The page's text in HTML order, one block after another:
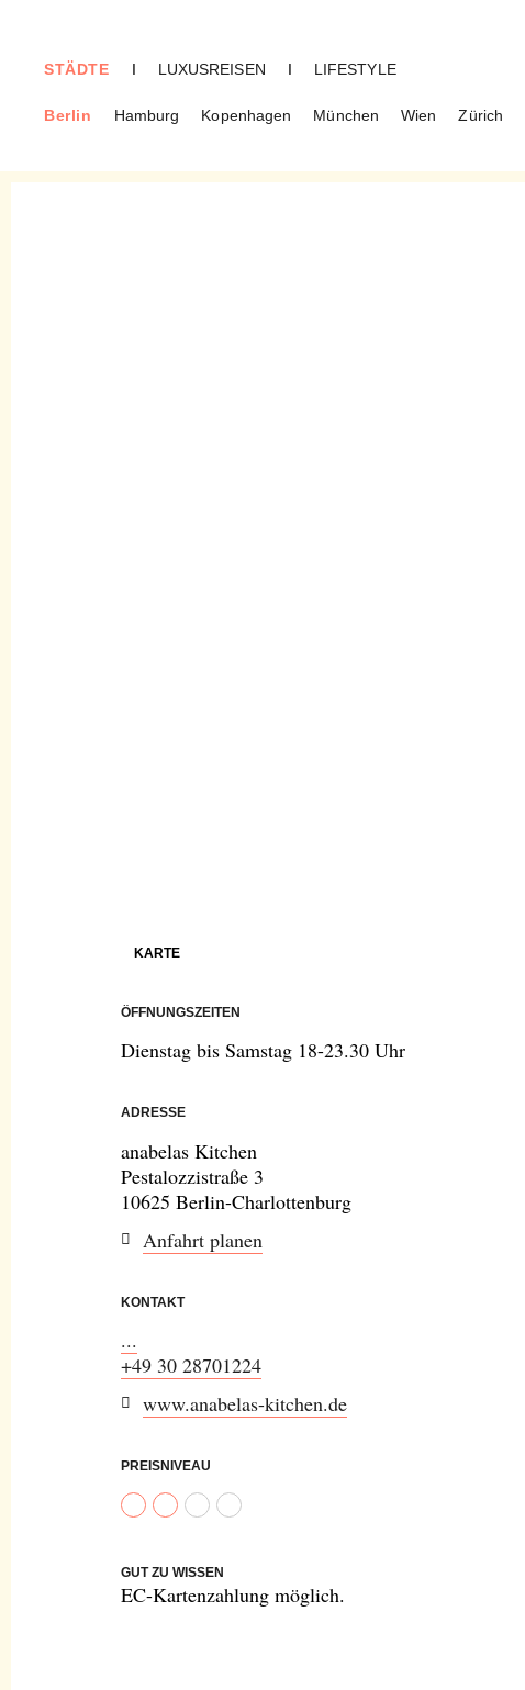
STÄDTE
Berlin Hamburg Kopenhagen München Wien Zürich
I LUXUSREISEN I LIFESTYLE
KARTE
ÖFFNUNGSZEITEN
Dienstag bis Samstag 18-23.30 Uhr
ADRESSE
anabelas Kitchen
Pestalozzistraße 3
10625 Berlin-Charlottenburg
Anfahrt planen
KONTAKT
...
+49 30 28701224
www.anabelas-kitchen.de
PREISNIVEAU
GUT ZU WISSEN
EC-Kartenzahlung möglich.